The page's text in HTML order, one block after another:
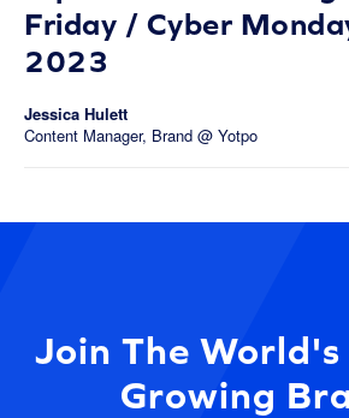
Friday / Cyber
2023
Jessica Hulett
Content Manager, Brand @ Yotpo
Join The
Growing